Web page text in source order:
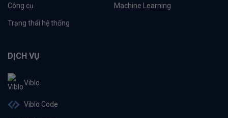
Công cụ Machine Learning
Trạng thái hệ thống
DỊCH VỤ
Viblo
Viblo Code